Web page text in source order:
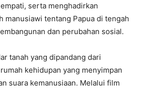
serta menghadirkan
manusiawi tentang Papua di tengah
dan perubahan sosial.
tanah yang dipandang dari
kehidupan yang menyimpan
suara kemanusiaan. Melalui film